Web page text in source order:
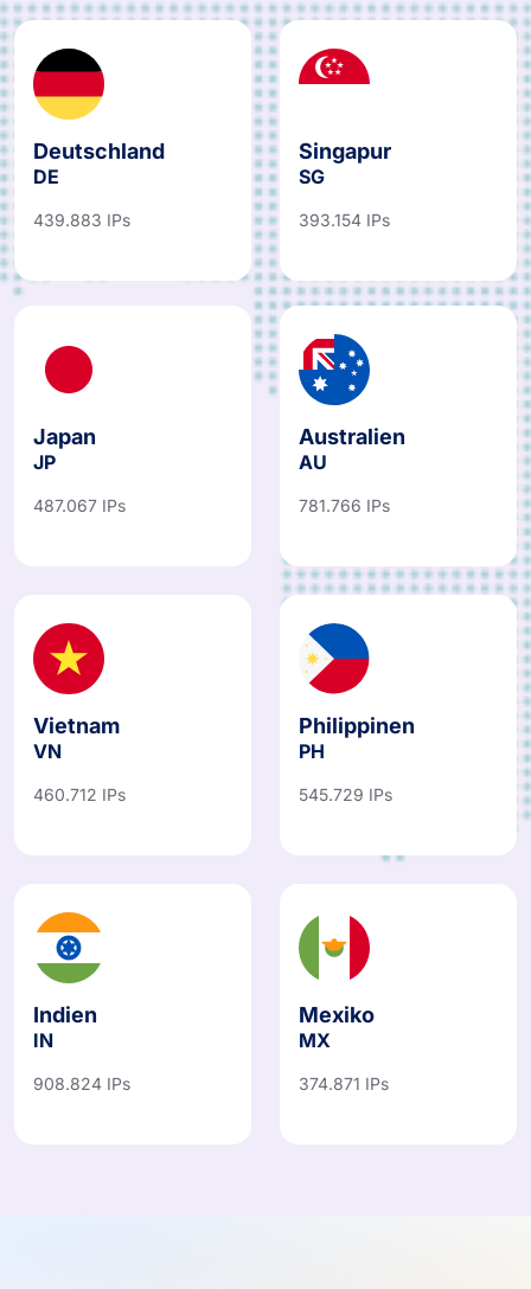
Deutschland
DE
439.883 IPs
Singapur
SG
393.154 IPs
Japan
JP
487.067 IPs
Australien
AU
781.766 IPs
Vietnam
VN
460.712 IPs
Philippinen
PH
545.729 IPs
Indien
IN
908.824 IPs
Mexiko
MX
374.871 IPs